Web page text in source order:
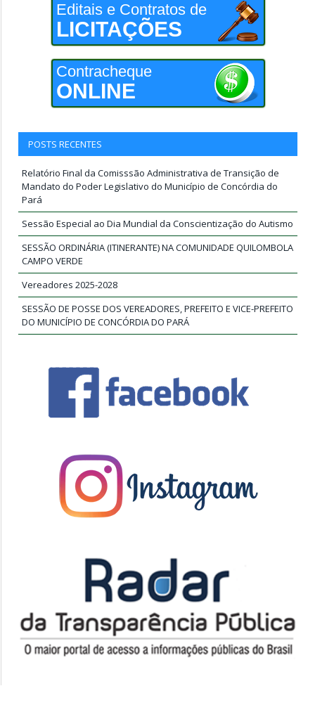
Editais e Contratos de
LICITAÇÕES
Contracheque
ONLINE
POSTS RECENTES
Relatório Final da Comisssão Administrativa de Transição de
Mandato do Poder Legislativo do Município de Concórdia do
Pará
Sessão Especial ao Dia Mundial da Conscientização do Autismo
SESSÃO ORDINÁRIA (ITINERANTE) NA COMUNIDADE QUILOMBOLA
CAMPO VERDE
Vereadores 2025-2028
SESSÃO DE POSSE DOS VEREADORES, PREFEITO E VICE-PREFEITO
DO MUNICÍPIO DE CONCÓRDIA DO PARÁ